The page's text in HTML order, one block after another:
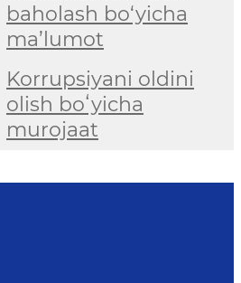
baholash bo‘yicha
ma’lumot
Korrupsiyani oldini
olish boʻyicha
murojaat